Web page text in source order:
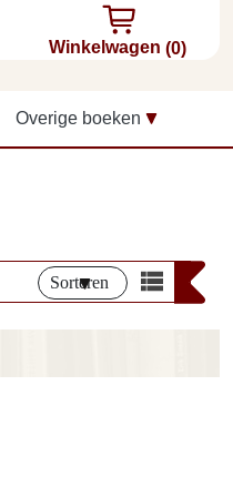
Winkelwagen (0)
Overige boeken
Sorteren